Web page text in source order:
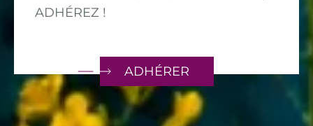
ADHÉREZ !
ADHÉRER